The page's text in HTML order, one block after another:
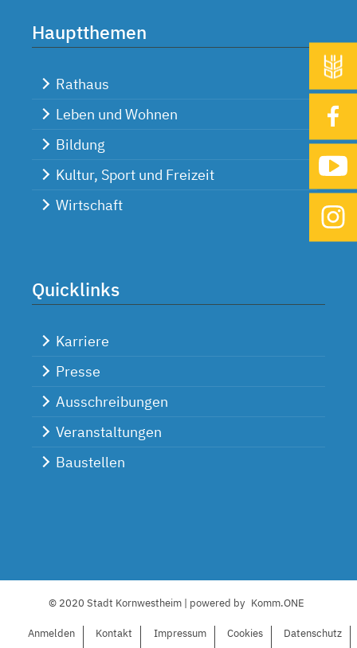
Hauptthemen
Rathaus
Leben und Wohnen
Bildung
Kultur, Sport und Freizeit
Wirtschaft
Quicklinks
Karriere
Presse
Ausschreibungen
Veranstaltungen
Baustellen
© 2020 Stadt Kornwestheim | powered by Komm.ONE
Anmelden Kontakt Impressum Cookies Datenschutz